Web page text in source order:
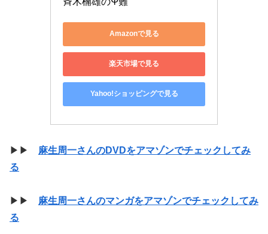
Amazonで見る
楽天市場で見る
Yahoo!ショッピングで見る
▶▶ 麻生周一さんのDVDをアマゾンでチェックしてみ
る
▶▶ 麻生周一さんのマンガをアマゾンでチェックしてみ
る